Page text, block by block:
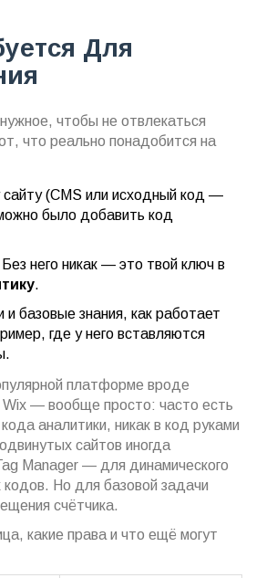
Для
чтобы не отвлекаться
что реально понадобится на
сайту (CMS или исходный код —
было добавить код
него никак — это твой ключ в
.
и базовые знания, как работает
где у него вставляются
платформе вроде
— вообще просто: часто есть
аналитики, никак в код руками
сайтов иногда
Manager — для динамического
Но для базовой задачи
счётчика.
какие права и что ещё могут